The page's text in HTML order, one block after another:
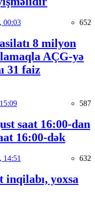
00:03 652
8 milyon
AÇG-yə
31 faiz
587
saat 16:00-dan
16:00-dək
14:51 632
yoxsa